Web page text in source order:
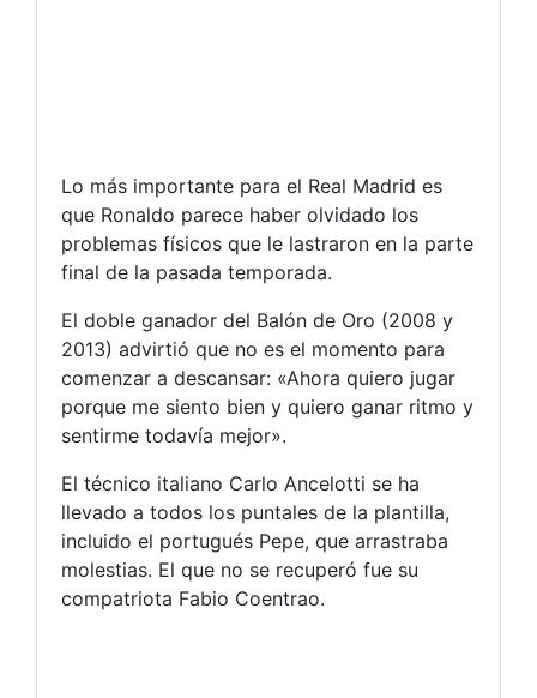
Lo más importante para el Real Madrid es
que Ronaldo parece haber olvidado los
problemas físicos que le lastraron en la parte
final de la pasada temporada.
El doble ganador del Balón de Oro (2008 y
2013) advirtió que no es el momento para
comenzar a descansar: «Ahora quiero jugar
porque me siento bien y quiero ganar ritmo y
sentirme todavía mejor».
El técnico italiano Carlo Ancelotti se ha
llevado a todos los puntales de la plantilla,
incluido el portugués Pepe, que arrastraba
molestias. El que no se recuperó fue su
compatriota Fabio Coentrao.